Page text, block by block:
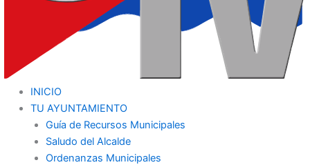
INICIO
TU AYUNTAMIENTO
Guía de Recursos Municipales
Saludo del Alcalde
Ordenanzas Municipales